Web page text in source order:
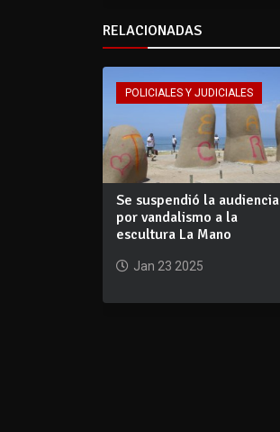
RELACIONADAS
POLICIALES Y JUDICIALES
Se suspendió la audiencia
por vandalismo a la
escultura La Mano
Jan 23 2025